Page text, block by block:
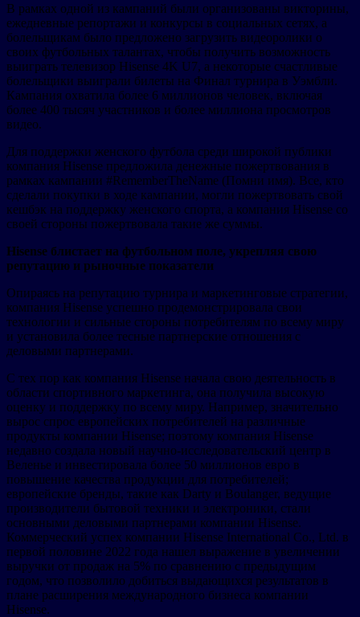
В рамках одной из кампаний были организованы викторины,
ежедневные репортажи и конкурсы в социальных сетях, а
болельщикам было предложено загрузить видеоролики о
своих футбольных талантах, чтобы получить возможность
выиграть телевизор Hisense 4K U7, а некоторые счастливые
болельщики выиграли билеты на Финал турнира в Уэмбли.
Кампания охватила более 6 миллионов человек, включая
более 400 тысяч участников и более миллиона просмотров
видео.
Для поддержки женского футбола среди широкой публики
компания Hisense предложила денежные пожертвования в
рамках кампании #RememberTheName (Помни имя). Все, кто
сделали покупки в ходе кампании, могли пожертвовать свой
кешбэк на поддержку женского спорта, а компания Hisense со
своей стороны пожертвовала такие же суммы.
Hisense блистает на футбольном поле, укрепляя свою
репутацию и рыночные показатели
Опираясь на репутацию турнира и маркетинговые стратегии,
компания Hisense успешно продемонстрировала свои
технологии и сильные стороны потребителям по всему миру
и установила более тесные партнерские отношения с
деловыми партнерами.
С тех пор как компания Hisense начала свою деятельность в
области спортивного маркетинга, она получила высокую
оценку и поддержку по всему миру. Например, значительно
вырос спрос европейских потребителей на различные
продукты компании Hisense; поэтому компания Hisense
недавно создала новый научно-исследовательский центр в
Веленье и инвестировала более 50 миллионов евро в
повышение качества продукции для потребителей;
европейские бренды, такие как Darty и Boulanger, ведущие
производители бытовой техники и электроники, стали
основными деловыми партнерами компании Hisense.
Коммерческий успех компании Hisense International Co., Ltd. в
первой половине 2022 года нашел выражение в увеличении
выручки от продаж на 5% по сравнению с предыдущим
годом, что позволило добиться выдающихся результатов в
плане расширения международного бизнеса компании
Hisense.